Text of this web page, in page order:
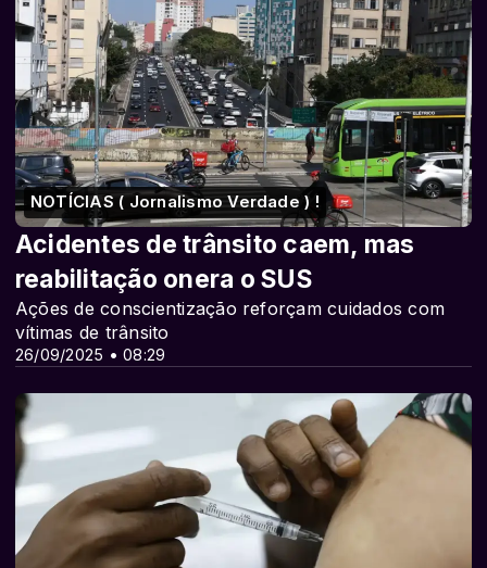
NOTÍCIAS ( Jornalismo Verdade ) !
26/09/2025 • 08:29
Acidentes de trânsito caem, mas
reabilitação onera o SUS
Ações de conscientização reforçam cuidados com
vítimas de trânsito